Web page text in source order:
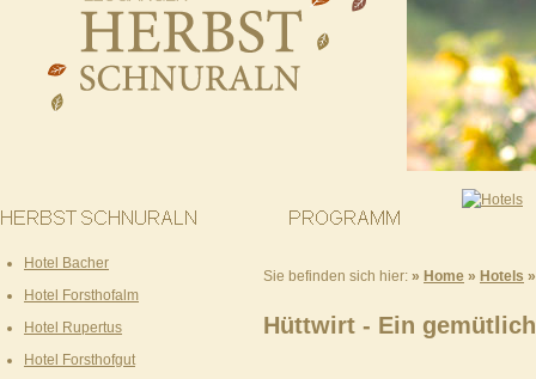
Hotel Bacher
Hotel Forsthofalm
Hotel Rupertus
Hotel Forsthofgut
Sie befinden sich hier: » Home » Hotels
Hüttwirt - Ein